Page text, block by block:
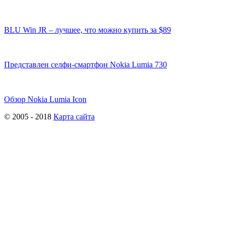
BLU Win JR – лучшее, что можно купить за $89
Представлен селфи-смартфон Nokia Lumia 730
Обзор Nokia Lumia Icon
© 2005 - 2018 Карта сайта